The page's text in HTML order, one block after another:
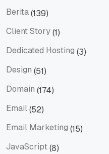
Berita(139)
Client Story(1)
Dedicated Hosting (3)
Design (51)
Domain (174)
Email(52)
Email Marketing (15)
JavaScript(8)